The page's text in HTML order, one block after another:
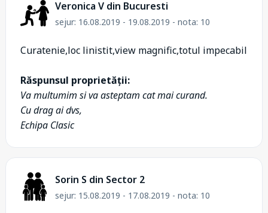
Veronica V din Bucuresti
sejur: 16.08.2019 - 19.08.2019 - nota: 10
Curatenie,loc linistit,view magnific,totul impecabil
Răspunsul proprietății:
Va multumim si va asteptam cat mai curand.
Cu drag ai dvs,
Echipa Clasic
Sorin S din Sector 2
sejur: 15.08.2019 - 17.08.2019 - nota: 10